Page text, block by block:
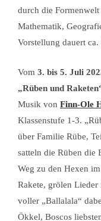
durch die
Mathematik,
Vorstellung dauert
Vom 3. bis 5. Juli
„Rüben und
Musik von Finn-Ole
Klassenstufe 1-3.
über Familie Rübe,
satteln die Rüben die
Weg zu den Hexen
Rakete, grölen Lieder
voller „Ballalala“
Ökkel, Boscos